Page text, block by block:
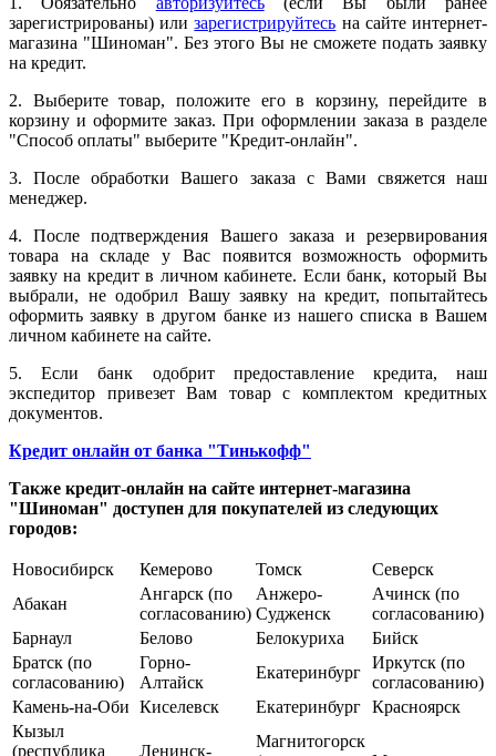
зарегистрированы) илизарегистрируйтесь на сайте интернет-
магазина "Шиноман". Без этого Вы не сможете подать заявку
на кредит.
2. Выберите товар, положите его в корзину, перейдите в
корзину и оформите заказ. При оформлении заказа в разделе
"Способ оплаты" выберите "Кредит-онлайн".
3. После обработки Вашего заказа с Вами свяжется наш
менеджер.
4. После подтверждения Вашего заказа и резервирования
товара на складе у Вас появится возможность оформить
заявку на кредит в личном кабинете. Если банк, который Вы
выбрали, не одобрил Вашу заявку на кредит, попытайтесь
оформить заявку в другом банке из нашего списка в Вашем
личном кабинете на сайте.
5. Если банк одобрит предоставление кредита, наш
экспедитор привезет Вам товар с комплектом кредитных
документов.
Кредит онлайн от банка "Тинькофф"
Также кредит-онлайн на сайте интернет-магазина
"Шиноман" доступен для покупателей из следующих
городов:
Новосибирск Кемерово Томск
Северск
Абакан
Ангарск (по
согласованию)
Анжеро-
Судженск
Ачинск (по
согласованию)
Барнаул
Белово Белокуриха
Бийск
Братск (по
согласованию)
Горно-
Алтайск
Екатеринбург
Иркутск (по
согласованию)
Камень-на-Оби Киселевск Екатеринбург Красноярск
Кызыл
(республика
Ленинск-
Магнитогорск